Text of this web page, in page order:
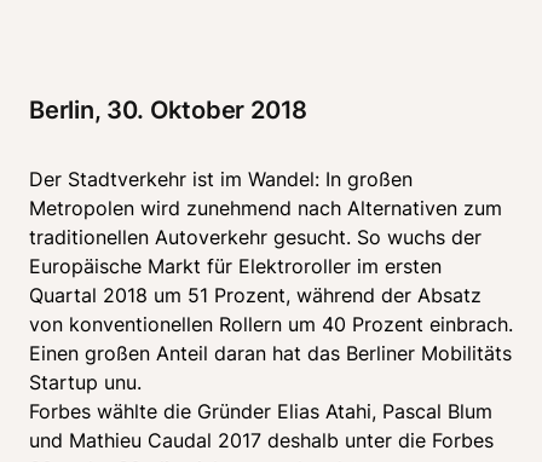
Berlin, 30. Oktober 2018
Der Stadtverkehr ist im Wandel: In großen
Metropolen wird zunehmend nach Alternativen zum
traditionellen Autoverkehr gesucht. So wuchs der
Europäische Markt für Elektroroller im ersten
Quartal 2018 um 51 Prozent, während der Absatz
von konventionellen Rollern um 40 Prozent einbrach.
Einen großen Anteil daran hat das Berliner Mobilitäts
Startup unu.
Forbes wählte die Gründer Elias Atahi, Pascal Blum
und Mathieu Caudal 2017 deshalb unter die Forbes